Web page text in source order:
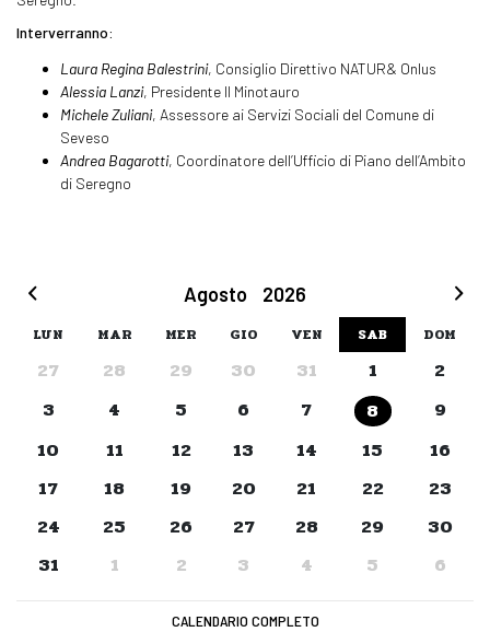
Interverranno:
Laura Regina Balestrini, Consiglio Direttivo NATUR& Onlus
Alessia Lanzi, Presidente Il Minotauro
Michele Zuliani, Assessore ai Servizi Sociali del Comune di
Seveso
Andrea Bagarotti, Coordinatore dell’Ufficio di Piano dell’Ambito
di Seregno
Agosto 2026
LUN MAR MER GIO VEN SAB DOM
27 28 29 30 31 1
2
3
4 5 6 7 8
9
10
11 12 13 14 15
16
17
18 19 20 21 22
23
24
25 26 27 28 29
30
31
1 2 3 4 5 6
CALENDARIO COMPLETO